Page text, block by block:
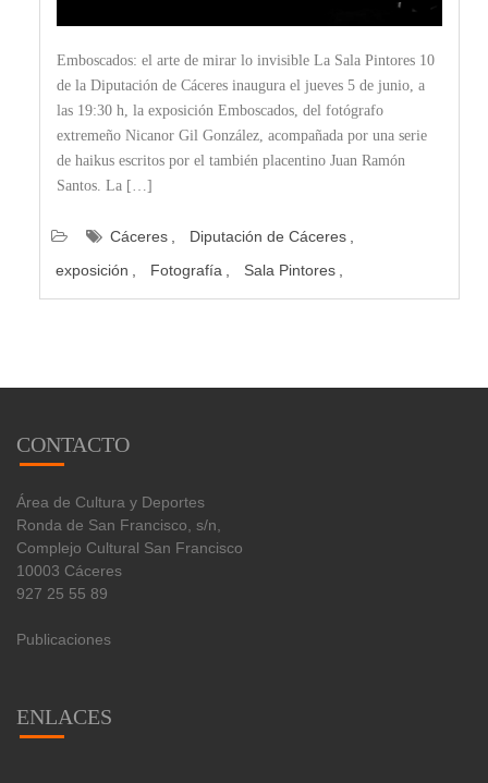
Emboscados: el arte de mirar lo invisible La Sala Pintores 10
de la Diputación de Cáceres inaugura el jueves 5 de junio, a
las 19:30 h, la exposición Emboscados, del fotógrafo
extremeño Nicanor Gil González, acompañada por una serie
de haikus escritos por el también placentino Juan Ramón
Santos. La […]
Cáceres
Diputación de Cáceres
exposición
Fotografía Sala Pintores
CONTACTO
Área de Cultura y Deportes
Ronda de San Francisco, s/n,
Complejo Cultural San Francisco
10003 Cáceres
927 25 55 89
Publicaciones
ENLACES